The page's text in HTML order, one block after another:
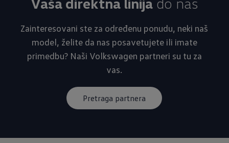
Zainteresovani ste za određenu ponudu, neki naš
model, želite da nas posavetujete ili imate
primedbu? Naši Volkswagen partneri su tu za
vas.
Pretraga partnera